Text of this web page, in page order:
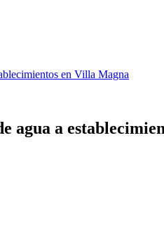
en Villa Magna
agua a